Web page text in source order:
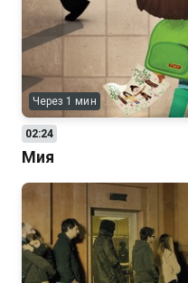
Через 1 мин
02:24
Мия